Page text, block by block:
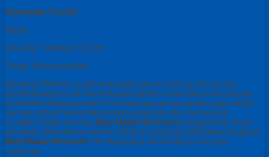
Keterangan Produk :
Harga :
Ukurang : Standart 120 cm
Tinggi : Menyesuaikan
Kerajinan Marmer sudah ada sejak zaman dahulu dan seiring
berkembangnya zaman berbagai olahan model dan jenisnya juga
ikut berkembang,semakin hari inspirasi para pengrajin juga sangat
banyak untuk menciptakan karya yang baru dan semenarik
mungkin.Salah satunya Meja Makan Minimalis,sungguh luar biasa
kerajinan dari bahan marmer untuk itu bisa juga dikatakan kerajinan
Meja Makan Minimalis mendapatnya call terbanya dari para
customer.